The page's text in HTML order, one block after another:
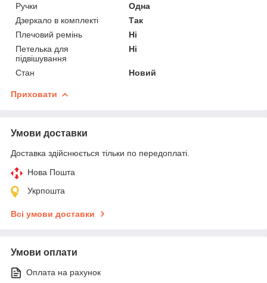
Ручки
Одна
Дзеркало в комплекті
Так
Плечовий ремінь
Ні
Петелька для
підвішування
Ні
Стан Новий
Приховати
Умови доставки
Доставка здійснюється тільки по передоплаті.
Нова Пошта
Укрпошта
Всі умови доставки
Умови оплати
Оплата на рахунок